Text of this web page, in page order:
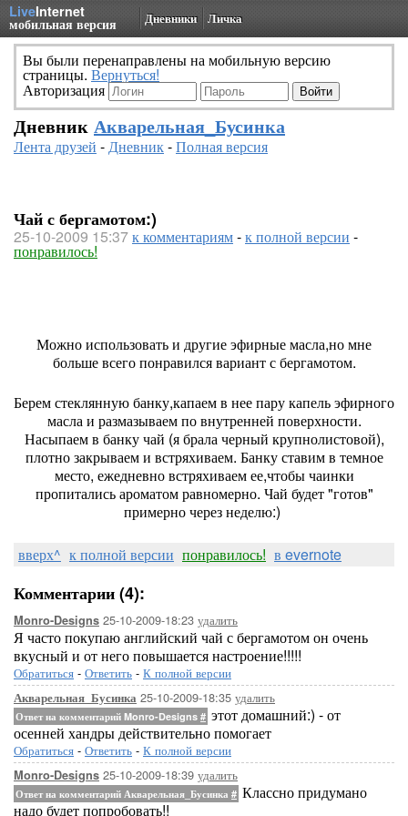
LiveInternet
мобильная версия Дневники Личка
Вы были перенаправлены на мобильную версию
страницы. Вернуться!
Авторизация
Дневник Акварельная_Бусинка
Лента друзей -Дневник-Полная версия
Чай с бергамотом:)
25-10-2009 15:37к комментариям-к полной версии -
понравилось!
Можно использовать и другие эфирные масла,но мне
больше всего понравился вариант с бергамотом.
Берем стеклянную банку,капаем в нее пару капель эфирного
масла и размазываем по внутренней поверхности.
Насыпаем в банку чай (я брала черный крупнолистовой),
плотно закрываем и встряхиваем. Банку ставим в темное
место, ежедневно встряхиваем ее,чтобы чаинки
пропитались ароматом равномерно. Чай будет "готов"
примерно через неделю:)
вверх^ к полной версии понравилось! в evernote
Комментарии (4):
Monro-Designs 25-10-2009-18:23 удалить
Я часто покупаю английский чай с бергамотом он очень
вкусный и от него повышается настроение!!!!!
Обратиться - Ответить - К полной версии
Акварельная_Бусинка 25-10-2009-18:35 удалить
Ответ на комментарий Monro-Designs # этот домашний:) - от
осенней хандры действительно помогает
Обратиться - Ответить - К полной версии
Monro-Designs 25-10-2009-18:39 удалить
Ответ на комментарий Акварельная_Бусинка # Классно придумано
надо будет попробовать!!